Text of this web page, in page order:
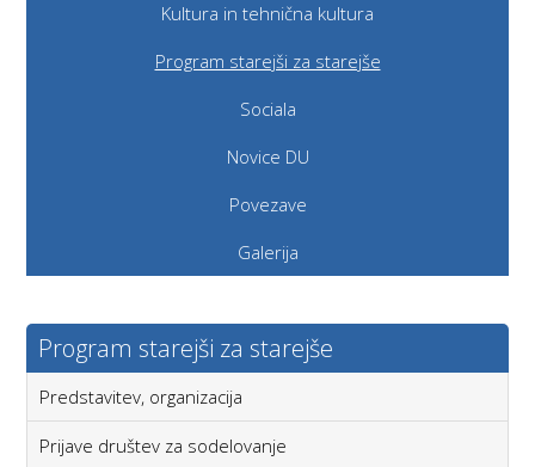
Kultura in tehnična kultura
Program starejši za starejše
Sociala
Novice DU
Povezave
Galerija
Program starejši za starejše
Predstavitev, organizacija
Prijave društev za sodelovanje